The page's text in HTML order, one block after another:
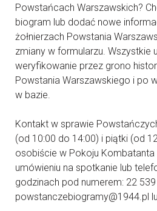
Powstańcach Warszawskich?
biogram lub dodać nowe
żołnierzach Powstania
zmiany w formularzu. Wszystkie
weryfikowanie przez grono
Powstania Warszawskiego i po
w bazie.
Kontakt w sprawie
(od 10:00 do 14:00) i piątki (od
osobiście w Pokoju
umówieniu na spotkanie lub
godzinach pod numerem: 22
powstanczebiogramy@1944.pl